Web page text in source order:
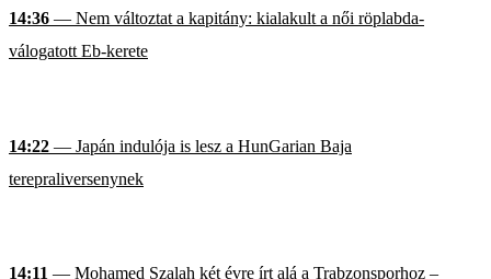
14:36 — Nem változtat a kapitány: kialakult a női röplabda-
válogatott Eb-kerete
14:22 — Japán indulója is lesz a HunGarian Baja
terepraliversenynek
14:11 — Mohamed Szalah két évre írt alá a Trabzonsporhoz –